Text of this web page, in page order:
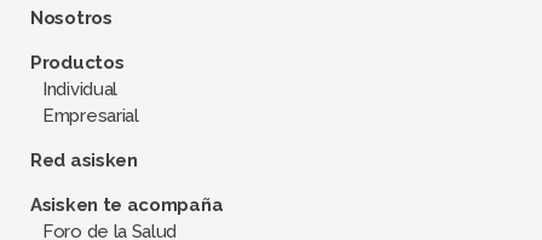
Nosotros
Productos
Individual
Empresarial
Red asisken
Asisken te acompaña
Foro de la Salud